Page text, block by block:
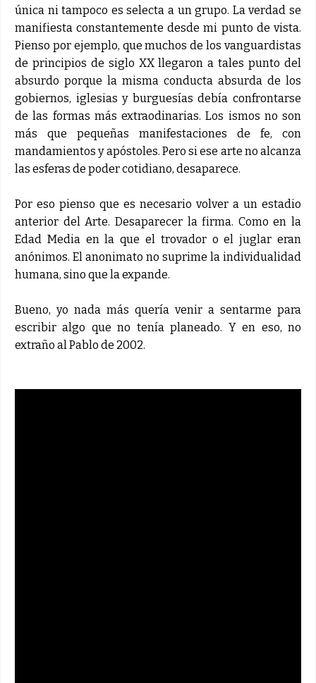
única ni tampoco es selecta a un grupo. La verdad se
manifiesta constantemente desde mi punto de vista.
Pienso por ejemplo, que muchos de los vanguardistas
de principios de siglo XX llegaron a tales punto del
absurdo porque la misma conducta absurda de los
gobiernos, iglesias y burguesías debía confrontarse
de las formas más extraodinarias. Los ismos no son
más que pequeñas manifestaciones de fe, con
mandamientos y apóstoles. Pero si ese arte no alcanza
las esferas de poder cotidiano, desaparece.
Por eso pienso que es necesario volver a un estadio
anterior del Arte. Desaparecer la firma. Como en la
Edad Media en la que el trovador o el juglar eran
anónimos. El anonimato no suprime la individualidad
humana, sino que la expande.
Bueno, yo nada más quería venir a sentarme para
escribir algo que no tenía planeado. Y en eso, no
extraño al Pablo de 2002.